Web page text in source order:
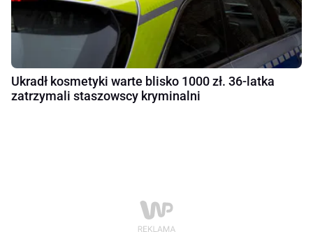
Ukradł kosmetyki warte blisko 1000 zł. 36-latka
zatrzymali staszowscy kryminalni